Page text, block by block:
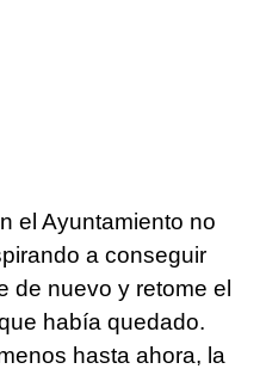
el Ayuntamiento no
a conseguir
de nuevo y retome el
había quedado.
hasta ahora, la